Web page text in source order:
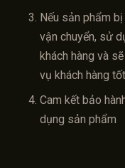
Nếu sản phẩm
vận chuyển, sử
khách hàng và
vụ khách hàng
Cam kết bảo
dụng sản phẩm